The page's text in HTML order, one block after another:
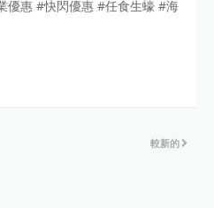
優惠 #快閃優惠 #任食生蠔 #海
較新的